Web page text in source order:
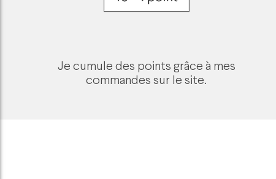
Je cumule des points grâce à mes
commandes sur le site.